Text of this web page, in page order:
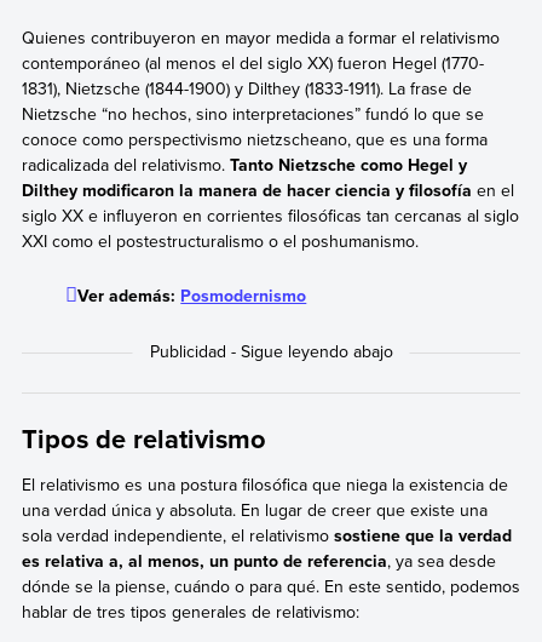
Quienes contribuyeron en mayor medida a formar el relativismo
contemporáneo (al menos el del siglo XX) fueron Hegel (1770-
1831), Nietzsche (1844-1900) y Dilthey (1833-1911). La frase de
Nietzsche “no hechos, sino interpretaciones” fundó lo que se
conoce como perspectivismo nietzscheano, que es una forma
radicalizada del relativismo. Tanto Nietzsche como Hegel y
Dilthey modificaron la manera de hacer ciencia y filosofía en el
siglo XX e influyeron en corrientes filosóficas tan cercanas al siglo
XXI como el postestructuralismo o el poshumanismo.
Ver además: Posmodernismo
Tipos de relativismo
El relativismo es una postura filosófica que niega la existencia de
una verdad única y absoluta. En lugar de creer que existe una
sola verdad independiente, el relativismo sostiene que la verdad
es relativa a, al menos, un punto de referencia, ya sea desde
dónde se la piense, cuándo o para qué. En este sentido, podemos
hablar de tres tipos generales de relativismo: